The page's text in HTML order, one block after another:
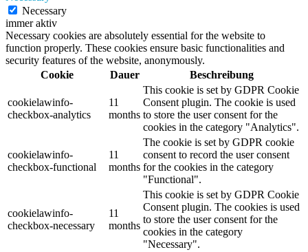
Necessary
immer aktiv
Necessary cookies are absolutely essential for the website to
function properly. These cookies ensure basic functionalities and
security features of the website, anonymously.
Cookie
Dauer Beschreibung
cookielawinfo-
checkbox-analytics
11
months
This cookie is set by GDPR Cookie
Consent plugin. The cookie is used
to store the user consent for the
cookies in the category "Analytics".
cookielawinfo-
checkbox-functional
11
months
The cookie is set by GDPR cookie
consent to record the user consent
for the cookies in the category
"Functional".
cookielawinfo-
checkbox-necessary
11
months
This cookie is set by GDPR Cookie
Consent plugin. The cookies is used
to store the user consent for the
cookies in the category
"Necessary".